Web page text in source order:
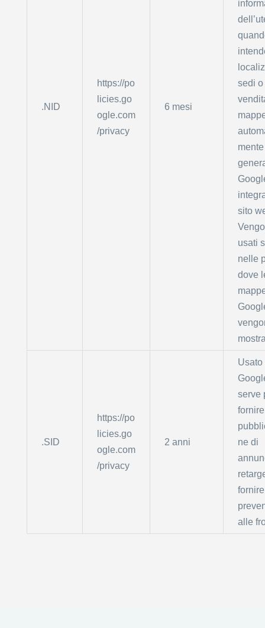
.NID
https://po
licies.go
ogle.com
/privacy
6 mesi
sedi
mente
sito
usati
nelle
dove
.SID
https://po
licies.go
ogle.com
/privacy
2 anni
Usato
serve
ne di
fornire
alle